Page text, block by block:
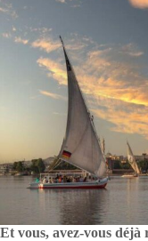
Et vous, avez-vous déjà